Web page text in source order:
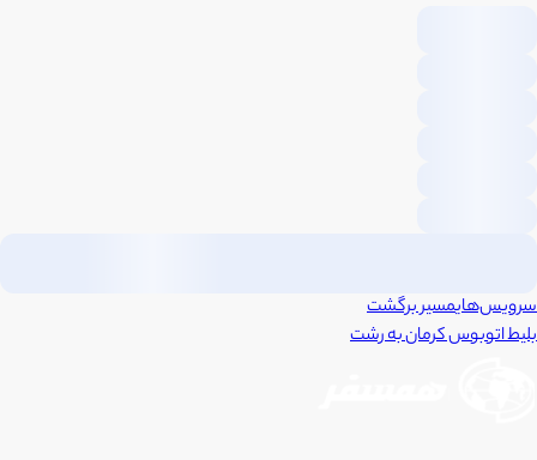
سرویس‌هایمسیر برگشت
بلیط اتوبوسکرمانبهرشت